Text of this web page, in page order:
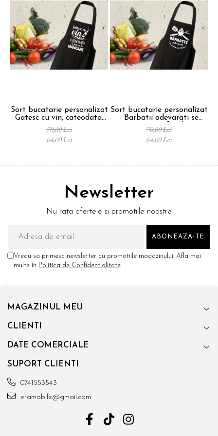
suprafata sublimabila.
Puzzle se livreaza intr-o punga de plastic
transparenta si se poate impacheta in hartie
personalizata de ambalat, la alegerea
clientului.
Sort bucatarie personalizat
- Gatesc cu vin, cateodata il
pun si in mancare
70,00 Lei
64,00 Lei
Sort bucatarie personalizat
- Barbatii adevarati se
joaca cu focul
70,00 Lei
64,00 Lei
Newsletter
Nu rata ofertele si promotiile noastre
Vreau sa primesc newsletter cu promotiile magazinului. Afla mai
multe in Politica de Confidentialitate
MAGAZINUL MEU
CLIENTI
DATE COMERCIALE
SUPORT CLIENTI
0741553543
eramobile@gmail.com